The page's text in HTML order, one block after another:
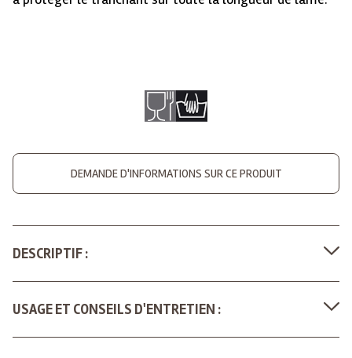
DEMANDE D'INFORMATIONS SUR CE PRODUIT
DESCRIPTIF :
USAGE ET CONSEILS D'ENTRETIEN :